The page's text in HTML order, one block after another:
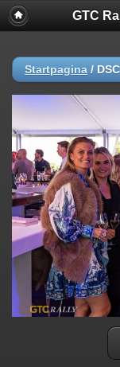
GTC
Startpagina /